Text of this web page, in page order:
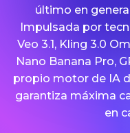
último en
Impulsada por
Veo 3.1, Kling 3.0
Nano Banana Pro,
propio motor de IA
garantiza máxima
en